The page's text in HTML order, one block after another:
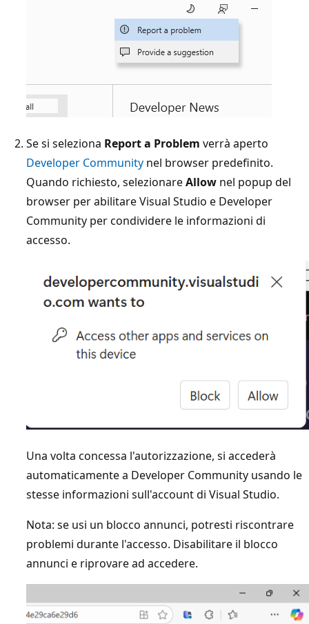
Se si seleziona Report a Problem verrà aperto
Developer Community nel browser predefinito.
Quando richiesto, selezionareAllow nel popup del
browser per abilitare Visual Studio e Developer
Community per condividere le informazioni di
accesso.
Una volta concessa l'autorizzazione, si accederà
automaticamente a Developer Community usando le
stesse informazioni sull'account di Visual Studio.
Nota: se usi un blocco annunci, potresti riscontrare
problemi durante l'accesso. Disabilitare il blocco
annunci e riprovare ad accedere.